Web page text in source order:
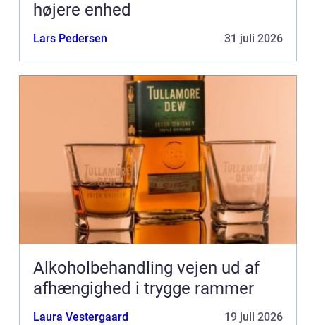
højere enhed
Lars Pedersen 31 juli 2026
Alkoholbehandling vejen ud af
afhængighed i trygge rammer
Laura Vestergaard 19 juli 2026